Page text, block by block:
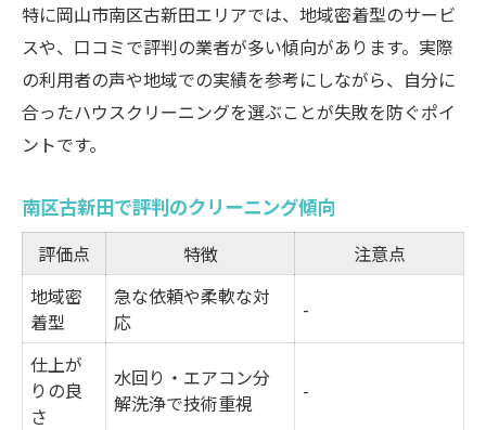
特に岡山市南区古新田エリアでは、地域密着型のサービ
スや、口コミで評判の業者が多い傾向があります。実際
の利用者の声や地域での実績を参考にしながら、自分に
合ったハウスクリーニングを選ぶことが失敗を防ぐポイ
ントです。
南区古新田で評判のクリーニング傾向
評価点 特徴
注意点
地域密
着型
急な依頼や柔軟な対
応
-
仕上が
りの良
さ
水回り・エアコン分
解洗浄で技術重視
-